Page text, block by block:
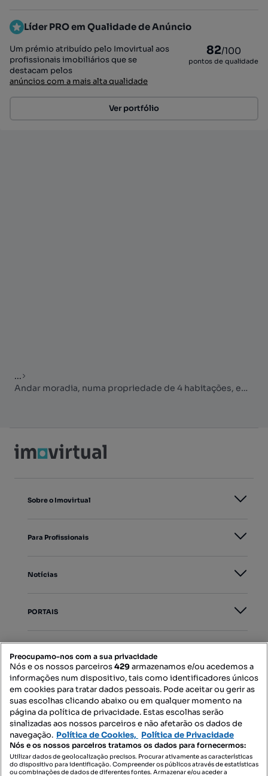
Líder PRO em Qualidade de Anúncio
Um prémio atribuído pelo Imovirtual aos
profissionais imobiliários que se
destacam pelos
anúncios com a mais alta qualidade
82/100
pontos de qualidade
Ver portfólio
...
Andar moradia, numa propriedade de 4 habitações, em Abragão, Penafiel
Sobre o Imovirtual
Para Profissionais
Notícias
PORTAIS
Contacte-nos
SIGA-NOS:
Preocupamo-nos com a sua privacidade
Nós e os nossos parceiros429armazenamos e/ou acedemos a
informações num dispositivo, tais como identificadores únicos
em cookies para tratar dados pessoais. Pode aceitar ou gerir as
suas escolhas clicando abaixo ou em qualquer momento na
página da política de privacidade. Estas escolhas serão
sinalizadas aos nossos parceiros e não afetarão os dados de
navegação. Política de Cookies, Política de Privacidade
Nós e os nossos parceiros tratamos os dados para fornecermos:
Utilizar dados de geolocalização precisos. Procurar ativamente as características
do dispositivo para identificação. Compreender os públicos através de estatísticas
ou combinações de dados de diferentes fontes. Armazenar e/ou aceder a